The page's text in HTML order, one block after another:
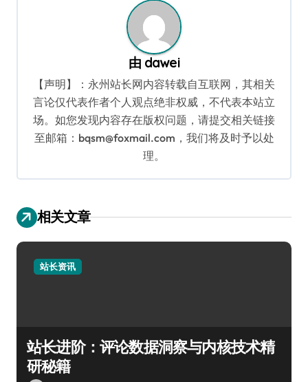
由 dawei
【声明】：永州站长网内容转载自互联网，其相关
言论仅代表作者个人观点绝非权威，不代表本站立
场。如您发现内容存在版权问题，请提交相关链接
至邮箱：bqsm@foxmail.com，我们将及时予以处
理。
相关文章
站长资讯
站长进阶：评论数据洞察与内核技术精
研秘籍